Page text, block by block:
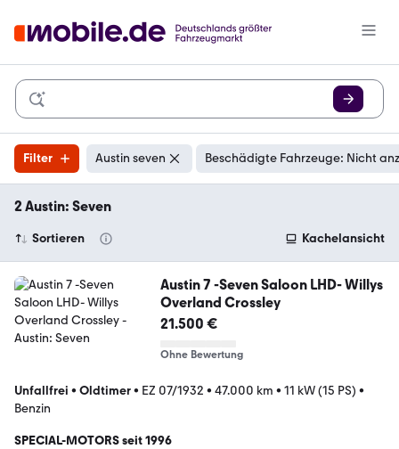
Filter Austin seven Beschädigte Fahrzeuge: Nicht
2 Austin: Seven
Sortieren Kachelansicht
Austin 7 -Seven Saloon LHD- Willys
Overland Crossley
21.500 €
Ohne Bewertung
Unfallfrei • Oldtimer• EZ 07/1932 • 47.000 km • 11 kW (15 PS) •
Benzin
SPECIAL-MOTORS seit 1996